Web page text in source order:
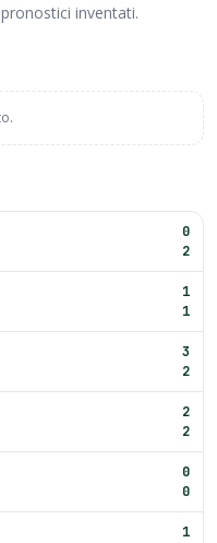
inventati.
0
2
1
1
3
2
2
2
0
0
1